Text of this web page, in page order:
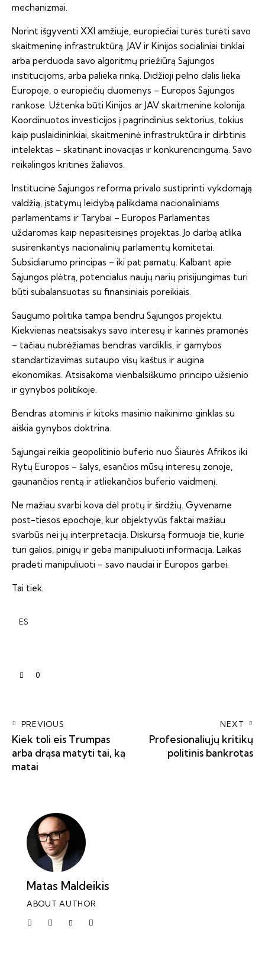
mechanizmai.
Norint išgyventi XXI amžiuje, europiečiai turės turėti savo
skaitmeninę infrastruktūrą. JAV ir Kinijos socialiniai tinklai
arba perduoda savo algoritmų priežiūrą Sąjungos
institucijoms, arba palieka rinką. Didžioji pelno dalis lieka
Europoje, o europiečių duomenys – Europos Sąjungos
rankose. Užtenka būti Kinijos ar JAV skaitmenine kolonija.
Koordinuotos investicijos į pagrindinius sektorius, tokius
kaip puslaidininkiai, skaitmeninė infrastruktūra ir dirbtinis
intelektas – skatinant inovacijas ir konkurencingumą. Savo
reikalingos kritinės žaliavos.
Institucinė Sąjungos reforma privalo sustiprinti vykdomąją
valdžią, įstatymų leidybą palikdama nacionaliniams
parlamentams ir Tarybai – Europos Parlamentas
uždaromas kaip nepasiteisinęs projektas. Jo darbą atlika
susirenkantys nacionalinių parlamentų komitetai.
Subsidiarumo principas – iki pat pamatų. Kalbant apie
Sąjungos plėtrą, potencialus naujų narių prisijungimas turi
būti subalansuotas su finansiniais poreikiais.
Saugumo politika tampa bendru Sąjungos projektu.
Kiekvienas neatsisakys savo interesų ir karinės pramonės
– tačiau nubrėžiamas bendras vardiklis, ir gamybos
standartizavimas sutaupo visų kaštus ir augina
ekonomikas. Atsisakoma vienbalsiškumo principo užsienio
ir gynybos politikoje.
Bendras atominis ir kitoks masinio naikinimo ginklas su
aiškia gynybos doktrina.
Sąjungai reikia geopolitinio buferio nuo Šiaurės Afrikos iki
Rytų Europos – šalys, esančios mūsų interesų zonoje,
gaunančios rentą ir atliekančios buferio vaidmenį.
Ne mažiau svarbi kova dėl protų ir širdžių. Gyvename
post-tiesos epochoje, kur objektyvūs faktai mažiau
svarbūs nei jų interpretacija. Diskursą formuoja tie, kurie
turi galios, pinigų ir geba manipuliuoti informacija. Laikas
pradėti manipuliuoti – savo naudai ir Europos garbei.
Tai tiek.
ES
0
PREVIOUS
Kiek toli eis Trumpas
arba drąsa matyti tai, ką
matai
NEXT
Profesionaliųjų kritikų
politinis bankrotas
Matas Maldeikis
ABOUT AUTHOR